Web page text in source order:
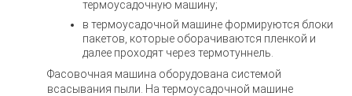
термоусадочную машину;
в термоусадочной машине формируются блоки
пакетов, которые оборачиваются пленкой и
далее проходят через термотуннель.
Фасовочная машина оборудована системой
всасывания пыли. На термоусадочной машине